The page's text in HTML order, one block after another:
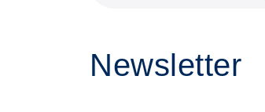
Newsletter